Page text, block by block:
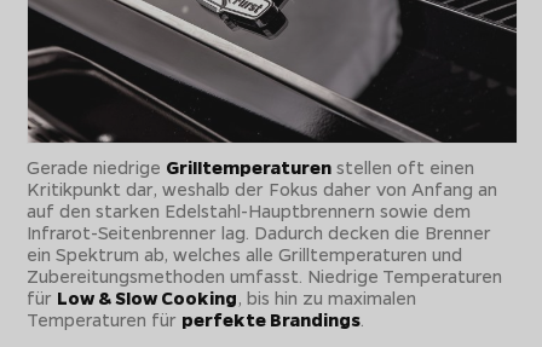
Gerade niedrige Grilltemperaturen stellen oft einen
Kritikpunkt dar, weshalb der Fokus daher von Anfang an
auf den starken Edelstahl-Hauptbrennern sowie dem
Infrarot-Seitenbrenner lag. Dadurch decken die Brenner
ein Spektrum ab, welches alle Grilltemperaturen und
Zubereitungsmethoden umfasst. Niedrige Temperaturen
für Low & Slow Cooking, bis hin zu maximalen
Temperaturen für perfekte Brandings.